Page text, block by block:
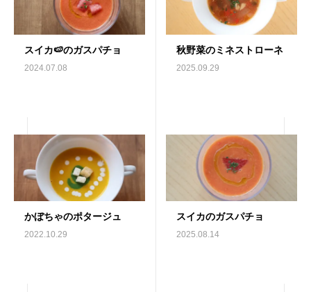
スイカ🍉のガスパチョ
2024.07.08
秋野菜のミネストローネ
2025.09.29
かぼちゃのポタージュ
2022.10.29
スイカのガスパチョ
2025.08.14